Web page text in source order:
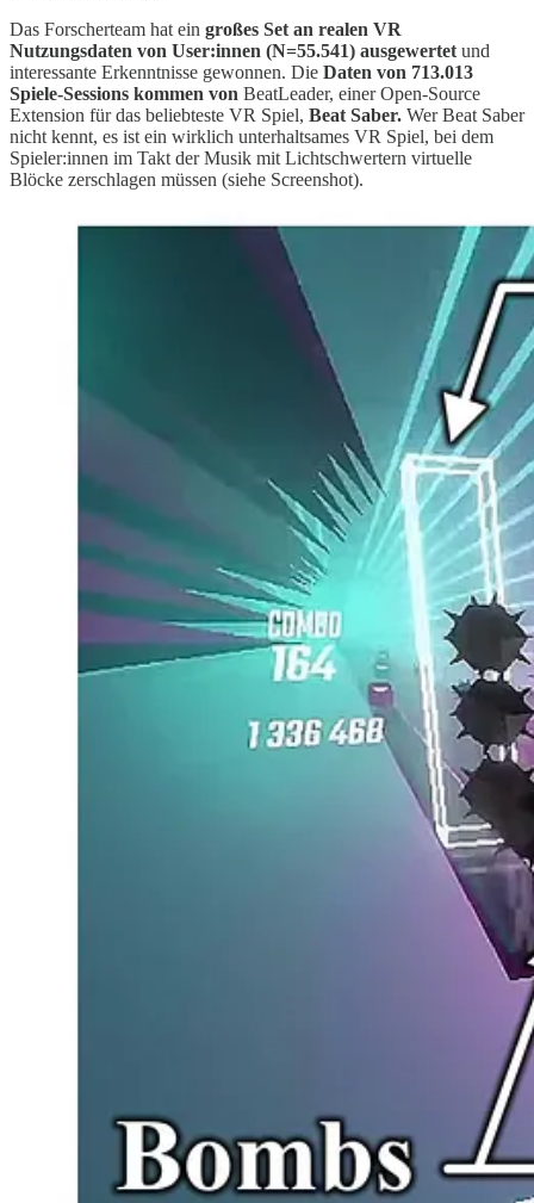
Das Forscherteam hat ein großes Set an realen VR
Nutzungsdaten von User:innen (N=55.541) ausgewertet und
interessante Erkenntnisse gewonnen. Die Daten von 713.013
Spiele-Sessions kommen von BeatLeader, einer Open-Source
Extension für das beliebteste VR Spiel, Beat Saber. Wer Beat Saber
nicht kennt, es ist ein wirklich unterhaltsames VR Spiel, bei dem
Spieler:innen im Takt der Musik mit Lichtschwertern virtuelle
Blöcke zerschlagen müssen (siehe Screenshot).